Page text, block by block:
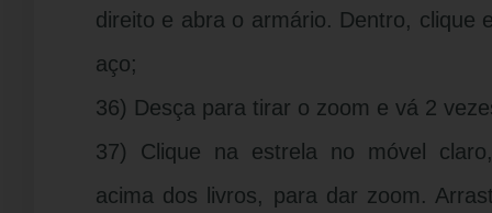
direito e abra o armário. Dentro, clique
aço;
36) Desça para tirar o zoom e vá 2
37) Clique na estrela no móvel
acima dos livros, para dar zoom.